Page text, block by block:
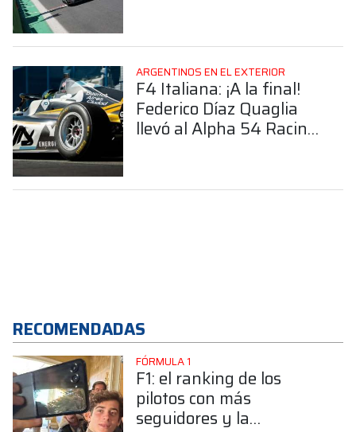
ARGENTINOS EN EL EXTERIOR
F4 Italiana: ¡A la final!
Federico Díaz Quaglia
llevó al Alpha 54 Racing
RECOMENDADAS
FÓRMULA 1
F1: el ranking de los
pilotos con más
seguidores y la